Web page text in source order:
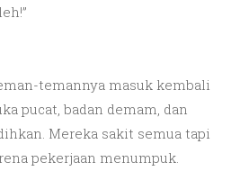
temannya masuk kembali
pucat, badan demam, dan
Mereka sakit semua tapi
pekerjaan menumpuk.